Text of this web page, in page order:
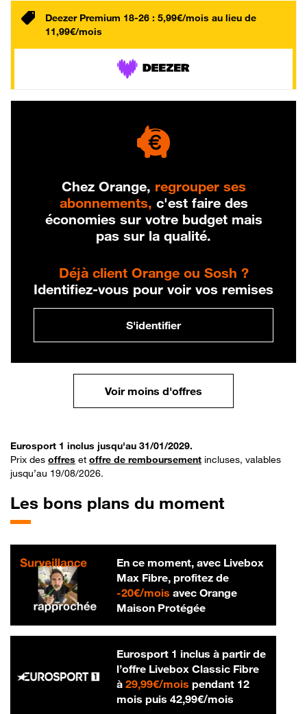
Deezer Premium 18-26 : 5,99€/mois au lieu de
11,99€/mois
Chez Orange, regrouper ses
abonnements, c'est faire des
économies sur votre budget mais
pas sur la qualité.
Déjà client Orange ou Sosh ?
Identifiez-vous pour voir vos remises
S'identifier
Voir moins d'offres
Eurosport 1 inclus jusqu'au 31/01/2029.
Prix des offres et offre de remboursement incluses, valables
jusqu’au 19/08/2026.
Les bons plans du moment
En ce moment, avec Livebox
Max Fibre, profitez de
-20€/mois20 € par mois
avec Orange
Maison Protégée
Eurosport 1 inclus à partir de
l’offre Livebox Classic Fibre
à 29,99€/mois29,99 € par mois
pendant 12
mois puis 42,99€/mois42,99 € par